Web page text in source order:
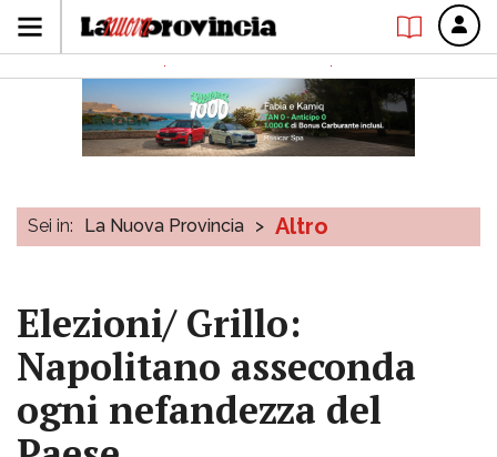
Sei in: La Nuova Provincia > Altro
Elezioni/ Grillo:
Napolitano asseconda
ogni nefandezza del